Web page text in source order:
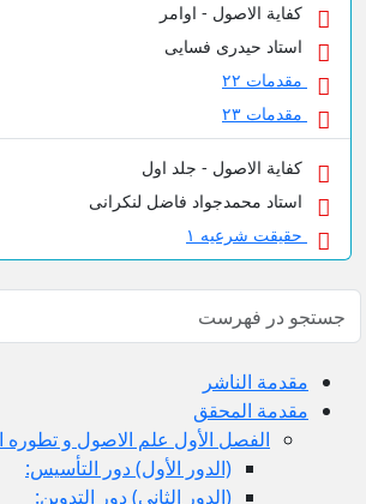
کفایة الاصول - اوامر
استاد حیدری فسایی
مقدمات ۲۲
مقدمات ۲۳
کفایة الاصول - جلد اول
استاد محمدجواد فاضل لنکرانی
حقیقت شرعیه ۱
مقدمة الناشر
مقدمة المحقق
الفصل الأول علم الاصول و تطوره
(الدور الأول) دور التأسيس:
(الدور الثاني) دور التدوين: